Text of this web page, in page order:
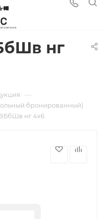
нг
—
бронированный)
нг 4х6